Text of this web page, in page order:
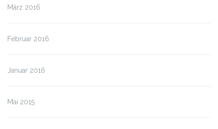
März 2016
Februar 2016
Januar 2016
Mai 2015